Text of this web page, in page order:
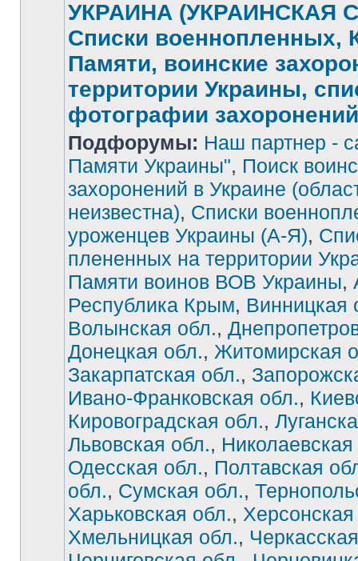
Нет
непрочитанных
УКРАИНА (УКРАИНСКАЯ
Списки военнопленных,
Памяти, воинские
территории Украины,
фотографии захоронений
Подфорумы: Наш партнер -
Памяти Украины", Поиск
захоронений в Украине
неизвестна), Списки
уроженцев Украины (А-Я),
плененных на территории
Памяти воинов ВОВ Украины,
Республика Крым, Винницкая
Волынская обл.,
Донецкая обл., Житомирская
Закарпатская обл.,
Ивано-Франковская обл.,
Кировоградская обл.,
Львовская обл.,
Одесская обл., Полтавская
обл., Сумская обл.,
Харьковская обл.,
Хмельницкая обл.,